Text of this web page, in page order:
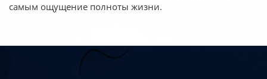
самым ощущение полноты жизни.